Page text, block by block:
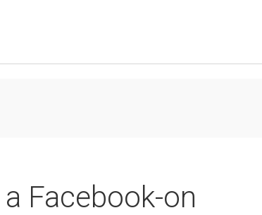
Facebook-on